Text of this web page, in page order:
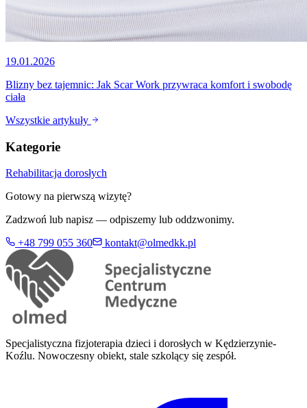
19.01.2026
Blizny bez tajemnic: Jak Scar Work przywraca komfort i swobodę
ciała
Wszystkie artykuły
Kategorie
Rehabilitacja dorosłych
Gotowy na pierwszą wizytę?
Zadzwoń lub napisz — odpiszemy lub oddzwonimy.
+48 799 055 360
kontakt@olmedkk.pl
Specjalistyczna fizjoterapia dzieci i dorosłych w Kędzierzynie-
Koźlu. Nowoczesny obiekt, stale szkolący się zespół.